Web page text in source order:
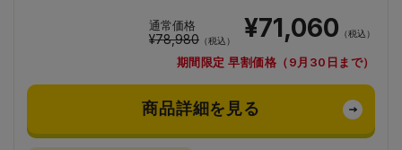
通常価格
¥78,980 （税込） ¥71,060 （税込）
期間限定 早割価格（9月30日まで）
商品詳細を見る